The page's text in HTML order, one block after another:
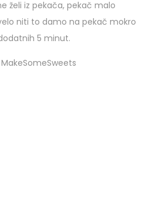
želi iz pekača, pekač malo
niti to damo na pekač mokro
5 minut.